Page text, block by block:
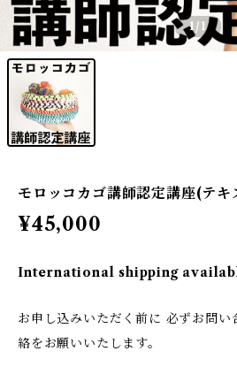
1 /1
モロッコカゴ講師認定講座(テキ
¥45,000
International shipping
お申し込みいただく前に 必ずお問い
絡をお願いいたします。